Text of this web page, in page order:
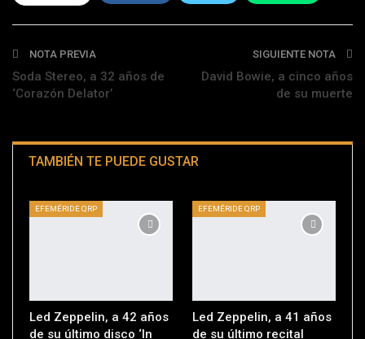
Telegram
NOTA PREVIA
Soda Stereo, a 32 años de
‘Corazón Delator’
SIGUIENTE NOTA
David Bowie, a cinco años
de su muerte
TAMBIÉN TE PUEDE GUSTAR
EFEMÉRIDE QRP
Led Zeppelin, a 42 años
de su último disco ‘In
EFEMÉRIDE QRP
Led Zeppelin, a 41 años
de su último recital